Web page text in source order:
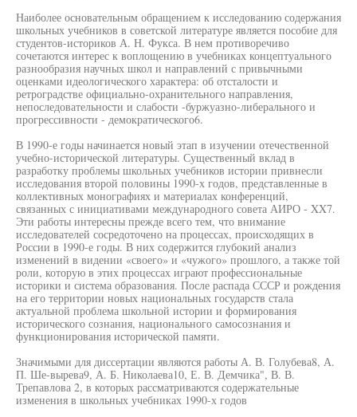
Наиболее основательным обращением к исследованию содержания
школьных учебников в советской литературе является пособие для
студентов-историков А. Н. Фукса. В нем противоречиво
сочетаются интерес к воплощению в учебниках концептуального
разнообразия научных школ и направлений с привычными
оценками идеологического характера: об отсталости и
ретроградстве официально-охранительного направления,
непоследовательности и слабости -буржуазно-либерального и
прогрессивности - демократического6.
В 1990-е годы начинается новый этап в изучении отечественной
учебно-исторической литературы. Существенный вклад в
разработку проблемы школьных учебников истории привнесли
исследования второй половины 1990-х годов, представленные в
коллективных монографиях и материалах конференций,
связанных с инициативами международного совета АИРО - XX7.
Эти работы интересны прежде всего тем, что внимание
исследователей сосредоточено на процессах, происходящих в
России в 1990-е годы. В них содержится глубокий анализ
изменений в видении «своего» и «чужого» прошлого, а также той
роли, которую в этих процессах играют профессиональные
историки и система образования. После распада СССР и рождения
на его территории новых национальных государств стала
актуальной проблема школьной истории и формирования
исторического сознания, национального самосознания и
функционирования исторической памяти.
Значимыми для диссертации являются работы А. В. Голубева8, А.
П. Ше-вырева9, А. Б. Николаева10, Е. В. Демчика", В. В.
Трепавлова 2, в которых рассматриваются содержательные
изменения в школьных учебниках 1990-х годов